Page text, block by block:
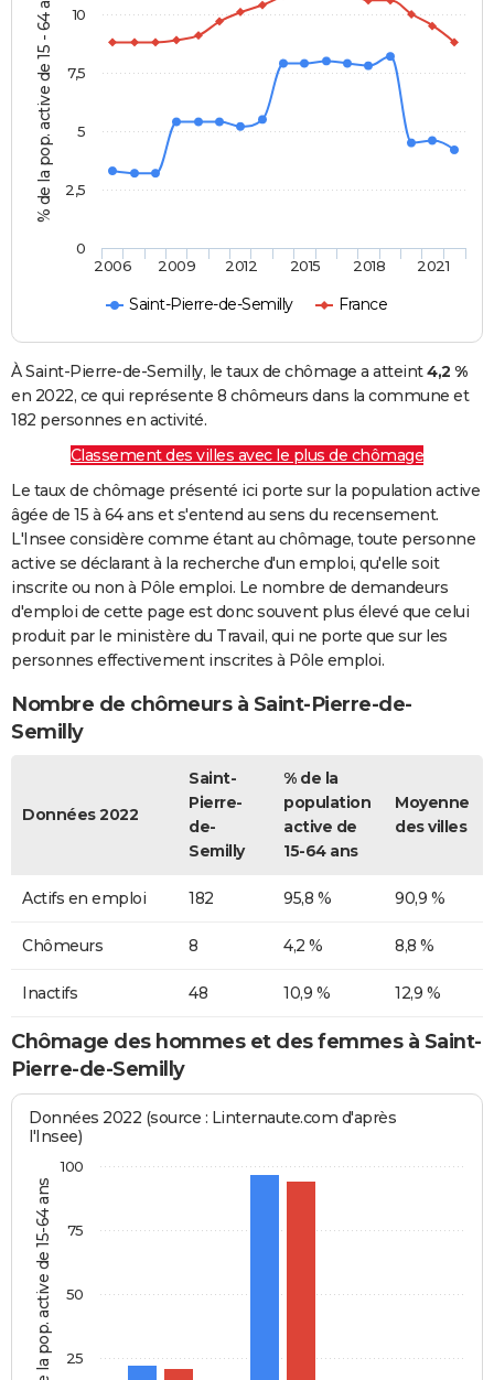
% de la pop. active de 15 - 64 ans
Saint-Pierre-de-Semilly France
2006 2009 2012 2015 2018 2021
0
2,5
5
7,5
10
À Saint-Pierre-de-Semilly, le taux de chômage a atteint4,2 %
en 2022, ce qui représente 8 chômeurs dans la commune et
182 personnes en activité.
Classement des villes avec le plus de chômage
Le taux de chômage présenté ici porte sur la population active
âgée de 15 à 64 ans et s'entend au sens du recensement.
L'Insee considère comme étant au chômage, toute personne
active se déclarant à la recherche d'un emploi, qu'elle soit
inscrite ou non à Pôle emploi. Le nombre de demandeurs
d'emploi de cette page est donc souvent plus élevé que celui
produit par le ministère du Travail, qui ne porte que sur les
personnes effectivement inscrites à Pôle emploi.
Nombre de chômeurs à Saint-Pierre-de-
Semilly
Données 2022
Saint-
Pierre-
de-
Semilly
% de la
population
active de
15-64 ans
Moyenne
des villes
Actifs en emploi 182 95,8 % 90,9 %
Chômeurs 8 4,2 % 8,8 %
Inactifs 48 10,9 % 12,9 %
Chômage des hommes et des femmes à Saint-
Pierre-de-Semilly
% de la pop. active de 15-64 ans
Données 2022 (source : Linternaute.com d'après
l'Insee)
25
50
75
100